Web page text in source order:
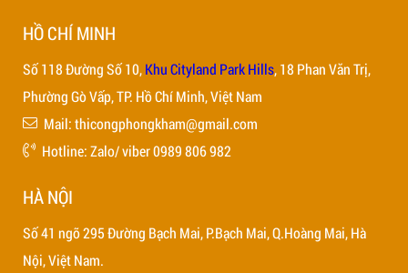
DỰ TOÁN CHI PHÍ THI CÔNG NHA KHOA TRỌN GÓI
KẾT KHÔNG PHÁT SINH
Mở phòng khám nha khoa cần bao nhiêu tiền sẽ phụ thuộc vào
và mức độ trang bị thiết bị hiện đại, thường dao động từ khoảng
điều quan trọng không chỉ là số vốn bỏ ra mà còn nằm ở việc
tín để tối ưu chi phí và đảm bảo đạt chuẩn ngay từ đầu. Với kinh
nghiệp,CÔNG TY THI CÔNG PHÒNG KHÁM TRƯỜNG GIANG
tư xây dựng phòng khám an toàn, chất lượng và phát triển bền
luong
HỒ CHÍ MINH
Số 118 Đường Số 10,Khu Cityland Park Hills, 18 Phan Văn Trị,
Phường Gò Vấp, TP. Hồ Chí Minh, Việt Nam
Mail: thicongphongkham@gmail.com
Hotline: Zalo/ viber 0989 806 982
HÀ NỘI
Số 41 ngõ 295 Đường Bạch Mai, P.Bạch Mai, Q.Hoàng Mai, Hà
Nội, Việt Nam.